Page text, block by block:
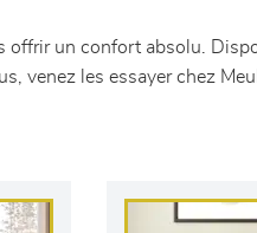
offrir un confort absolu.
venez les essayer chez